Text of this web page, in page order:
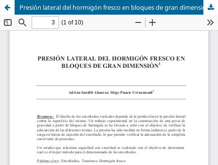
Presión lateral del hormigón fresco en bloques de gran dimensión